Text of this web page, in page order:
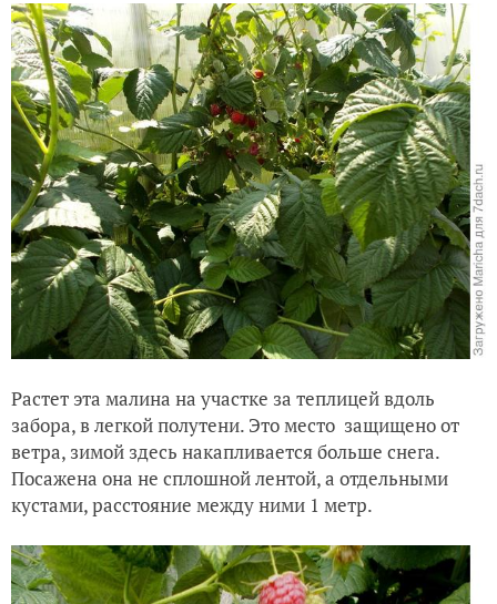
Растет эта малина на участке за теплицей вдоль
забора, в легкой полутени. Это место защищено от
ветра, зимой здесь накапливается больше снега.
Посажена она не сплошной лентой, а отдельными
кустами, расстояние между ними 1 метр.